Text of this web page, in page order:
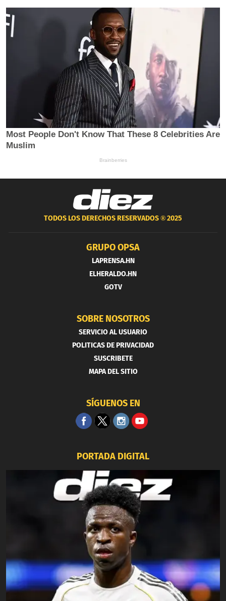
TODOS LOS DERECHOS RESERVADOS ®2025
GRUPO OPSA
LAPRENSA.HN
ELHERALDO.HN
GOTV
SOBRE NOSOTROS
SERVICIO AL USUARIO
POLITICAS DE PRIVACIDAD
SUSCRIBETE
MAPA DEL SITIO
SÍGUENOS EN
PORTADA DIGITAL